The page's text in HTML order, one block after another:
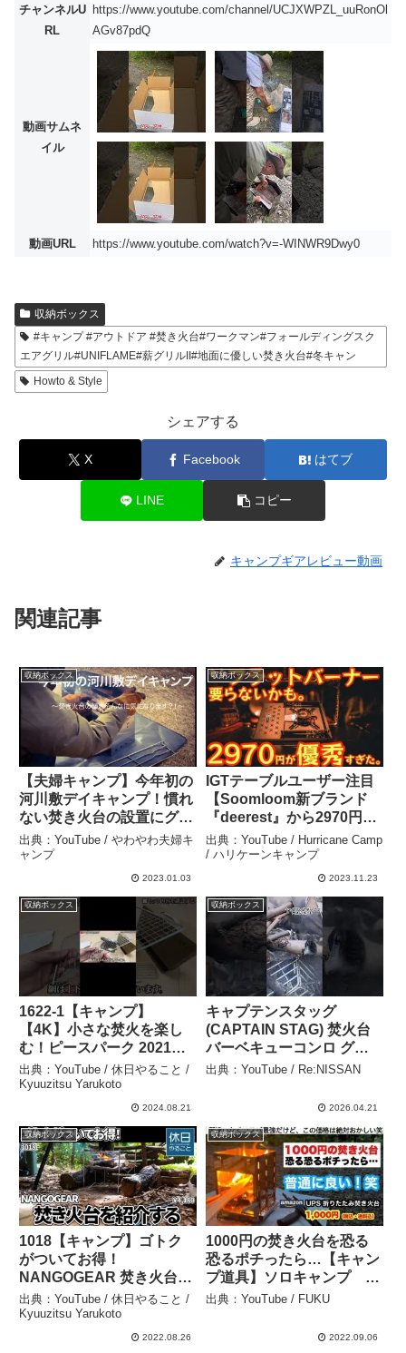
チャンネルU
RL
https://www.youtube.com/channel/UCJXWPZL_uuRonOl
AGv87pdQ
動画サムネ
イル
動画URL https://www.youtube.com/watch?v=-WINWR9Dwy0
収納ボックス
#キャンプ #アウトドア #焚き火台#ワークマン#フォールディングスク
エアグリル#UNIFLAME#薪グリルII#地面に優しい焚き火台#冬キャン
Howto & Style
シェアする
X Facebook はてブ
LINE コピー
キャンプギアレビュー動画
関連記事
収納ボックス
【夫婦キャンプ】今年初の
河川敷デイキャンプ！慣れ
ない焚き火台の設置にグダ
グダ・・・ – やわやわ夫婦
キャンプ
出典：YouTube / やわやわ夫婦キ
ャンプ
2023.01.03
収納ボックス
IGTテーブルユーザー注目
【Soomloom新ブランド
『deerest』から2970円の
奇跡が発売】もうフラット
バーナー要らないかも【キ
ャンプ道具】【ST310】
ア】#600 – Hurricane
Camp / ハリケーンキャン
出典：YouTube / Hurricane Camp
/ ハリケーンキャンプ
2023.11.23
収納ボックス
1622-1【キャンプ】
【4K】小さな焚火を楽し
む！ピースパーク 2021年
モデル バーベキューグリ
ル紹介(開封編) #shorts #
キャンプ場 #キャンプ #キ
Kyuuzitsu Yarukoto
出典：YouTube / 休日やること /
Kyuuzitsu Yarukoto
2024.08.21
収納ボックス
キャプテンスタッグ
(CAPTAIN STAG) 焚火台
バーベキューコンロ グリ
ル 1台3役 ヘキサステンレ
ステンレス製 収納バッグ
Re:NISSAN
出典：YouTube / Re:NISSAN
2026.04.21
収納ボックス
1018【キャンプ】ゴトク
がついてお得！
NANGOGEAR 焚き火台を
紹介する、焚き火でアイス
ティーを淹れる、ウィンナ
ーを焼く – 休日やること /
出典：YouTube / 休日やること /
Kyuuzitsu Yarukoto
2022.08.26
収納ボックス
1000円の焚き火台を恐る
恐るポチったら…【キャン
プ道具】ソロキャンプ フ
ァミリーキャンプ – FUKU
出典：YouTube / FUKU
2022.09.06